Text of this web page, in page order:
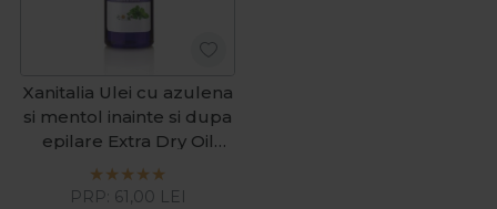
Xanitalia Ulei cu azulena
si mentol inainte si dupa
epilare Extra Dry Oil
250ml
PRP: 61,00 LEI